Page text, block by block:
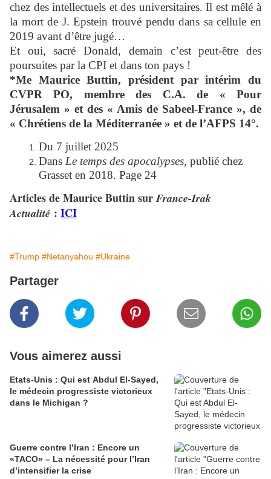
chez des intellectuels et des universitaires. Il est mêlé à
la mort de J. Epstein trouvé pendu dans sa cellule en
2019 avant d’être jugé…
Et oui, sacré Donald, demain c’est peut-être des
poursuites par la CPI et dans ton pays !
*Me Maurice Buttin, président par intérim du
CVPR PO, membre des C.A. de « Pour
Jérusalem » et des « Amis de Sabeel-France », de
« Chrétiens de la Méditerranée » et de l’AFPS 14°.
Du 7 juillet 2025
Dans Le temps des apocalypses, publié chez
Grasset en 2018. Page 24
Articles de Maurice Buttin sur France-Irak
Actualité : ICI
#Trump #Netanyahou #Ukraine
Partager
Vous aimerez aussi
Etats-Unis : Qui est Abdul El-Sayed,
le médecin progressiste victorieux
dans le Michigan ?
Guerre contre l’Iran : Encore un
«TACO» – La nécessité pour l’Iran
d’intensifier la crise